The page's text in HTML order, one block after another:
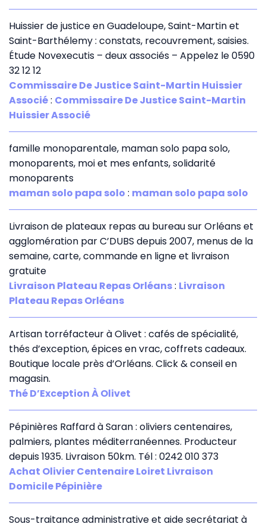
Huissier de justice en Guadeloupe, Saint-Martin et
Saint-Barthélemy : constats, recouvrement, saisies.
Étude Novexecutis – deux associés – Appelez le 0590
32 12 12
Commissaire De Justice Saint-Martin Huissier
Associé: Commissaire De Justice Saint-Martin
Huissier Associé
famille monoparentale, maman solo papa solo,
monoparents, moi et mes enfants, solidarité
monoparents
maman solo papa solo : maman solo papa solo
Livraison de plateaux repas au bureau sur Orléans et
agglomération par C’DUBS depuis 2007, menus de la
semaine, carte, commande en ligne et livraison
gratuite
Livraison Plateau Repas Orléans: Livraison
Plateau Repas Orléans
Artisan torréfacteur à Olivet : cafés de spécialité,
thés d’exception, épices en vrac, coffrets cadeaux.
Boutique locale près d’Orléans. Click & conseil en
magasin.
Thé D’Exception À Olivet
Pépinières Raffard à Saran : oliviers centenaires,
palmiers, plantes méditerranéennes. Producteur
depuis 1935. Livraison 50km. Tél : 0242 010 373
Achat Olivier Centenaire Loiret Livraison
Domicile Pépinière
Sous-traitance administrative et aide secrétariat à